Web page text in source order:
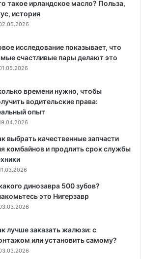
такое ирландское масло? Польза,
история
исследование показывает, что
счастливые пары делают это
времени нужно, чтобы
водительские права:
опыт
выбрать качественные запчасти
комбайнов и продлить срок службы
динозавра 500 зубов?
это Нигерзавр
лучше заказать жалюзи: с
или установить самому?